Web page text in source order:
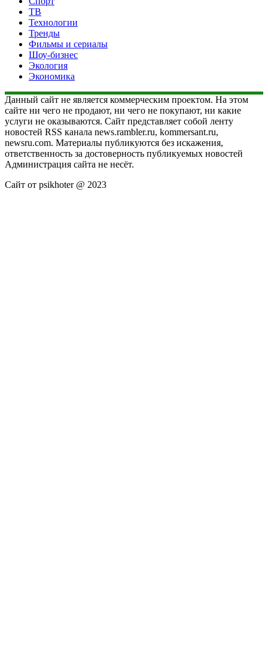
ТВ
Технологии
Тренды
Фильмы и сериалы
Шоу-бизнес
Экология
Экономика
Данный сайт не является коммерческим проектом. На этом
сайте ни чего не продают, ни чего не покупают, ни какие
услуги не оказываются. Сайт представляет собой ленту
новостей RSS канала news.rambler.ru, kommersant.ru,
newsru.com. Материалы публикуются без искажения,
ответственность за достоверность публикуемых новостей
Администрация сайта не несёт.
Сайт от psikhoter @ 2023